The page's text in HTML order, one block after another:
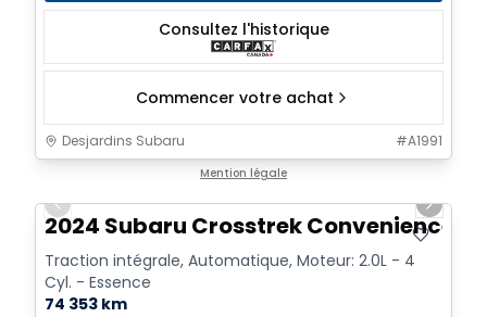
Consultez l'historique
Commencer votre achat
Desjardins Subaru #A1991
Mention légale
Previous slide Next
2024 Subaru Crosstrek Convenience
Traction intégrale, Automatique, Moteur: 2.0L - 4
Cyl. - Essence
74 353 km